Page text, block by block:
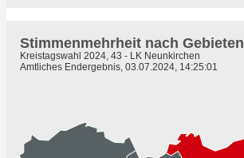
Stimmenmehrheit nach Gebieten
Kreistagswahl 2024, 43 - LK Neunkirchen
Amtliches Endergebnis, 03.07.2024, 14:25:01